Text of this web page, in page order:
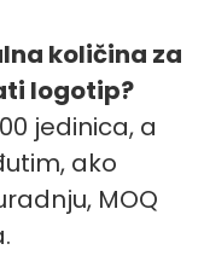
količina za
logotip?
jedinica, a
ako
MOQ